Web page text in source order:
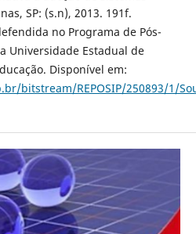
SP: (s.n), 2013. 191f.
no Programa de Pós-
Universidade Estadual de
Disponível em:
bitstream/REPOSIP/250893/1/